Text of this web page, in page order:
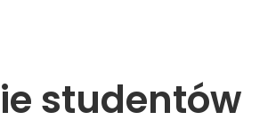
studentów